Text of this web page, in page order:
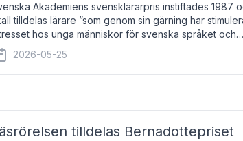
Akademiens svensklärarpris instiftades 1987
tilldelas lärare ”som genom sin gärning har
hos unga människor för svenska språket och
Prisutdelning och samtal med pristagarna
rum under
2026-05-25
tilldelas Bernadottepriset